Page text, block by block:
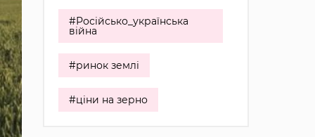
#Російсько_українська
війна
#ринок землі
#ціни на зерно